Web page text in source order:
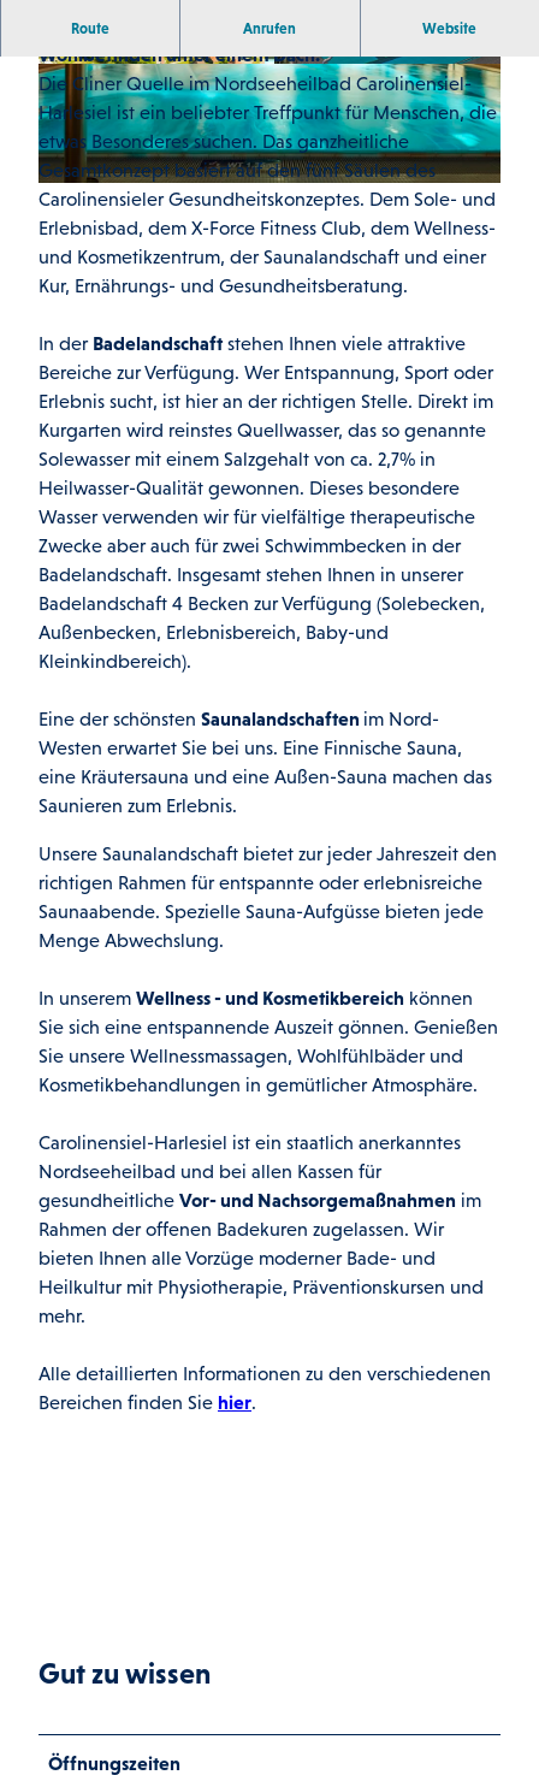
© Ulrich Hoppe | CC-BY-SA
© professional-aerial-maritime-pho CC-BY-SA
Route Anrufen Website
Die Cliner Quelle bietet Bewegung, Gesundheit und
Wohlbefinden unter einem Dach.
Die Cliner Quelle im Nordseeheilbad Carolinensiel-
Harlesiel ist ein beliebter Treffpunkt für Menschen, die
etwas Besonderes suchen. Das ganzheitliche
Gesamtkonzept basiert auf den fünf Säulen des
Carolinensieler Gesundheitskonzeptes. Dem Sole- und
Erlebnisbad, dem X-Force Fitness Club, dem Wellness-
und Kosmetikzentrum, der Saunalandschaft und einer
Kur, Ernährungs- und Gesundheitsberatung.
In der Badelandschaftstehen Ihnen viele attraktive
Bereiche zur Verfügung. Wer Entspannung, Sport oder
Erlebnis sucht, ist hier an der richtigen Stelle. Direkt im
Kurgarten wird reinstes Quellwasser, das so genannte
Solewasser mit einem Salzgehalt von ca. 2,7% in
Heilwasser-Qualität gewonnen. Dieses besondere
Wasser verwenden wir für vielfältige therapeutische
Zwecke aber auch für zwei Schwimmbecken in der
Badelandschaft. Insgesamt stehen Ihnen in unserer
Badelandschaft 4 Becken zur Verfügung (Solebecken,
Außenbecken, Erlebnisbereich, Baby-und
Kleinkindbereich).
Eine der schönsten Saunalandschaften im Nord-
Westen erwartet Sie bei uns. Eine Finnische Sauna,
eine Kräutersauna und eine Außen-Sauna machen das
Saunieren zum Erlebnis.
Unsere Saunalandschaft bietet zur jeder Jahreszeit den
richtigen Rahmen für entspannte oder erlebnisreiche
Saunaabende. Spezielle Sauna-Aufgüsse bieten jede
Menge Abwechslung.
In unserem Wellness - und Kosmetikbereich können
Sie sich eine entspannende Auszeit gönnen. Genießen
Sie unsere Wellnessmassagen, Wohlfühlbäder und
Kosmetikbehandlungen in gemütlicher Atmosphäre.
Carolinensiel-Harlesiel ist ein staatlich anerkanntes
Nordseeheilbad und bei allen Kassen für
gesundheitliche Vor- und Nachsorgemaßnahmen im
Rahmen der offenen Badekuren zugelassen. Wir
bieten Ihnen alle Vorzüge moderner Bade- und
Heilkultur mit Physiotherapie, Präventionskursen und
mehr.
Alle detaillierten Informationen zu den verschiedenen
Bereichen finden Sie hier.
Gut zu wissen
Öffnungszeiten